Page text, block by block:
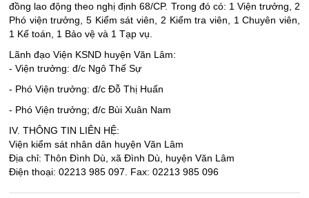
đồng lao động theo nghị định 68/CP. Trong đó có: 1 Viện trưởng, 2
Phó viện trưởng, 5 Kiểm sát viên, 2 Kiểm tra viên, 1 Chuyên viên,
1 Kế toán, 1 Bảo vệ và 1 Tạp vụ.
Lãnh đạo Viện KSND huyện Văn Lâm:
- Viện trưởng: đ/c Ngô Thế Sự
- Phó Viện trưởng: đ/c Đỗ Thị Huấn
- Phó Viện trưởng; đ/c Bùi Xuân Nam
IV. THÔNG TIN LIÊN HỆ:
Viện kiểm sát nhân dân huyện Văn Lâm
Địa chỉ: Thôn Đình Dù, xã Đình Dù, huyện Văn Lâm
Điện thoại: 02213 985 097. Fax: 02213 985 096